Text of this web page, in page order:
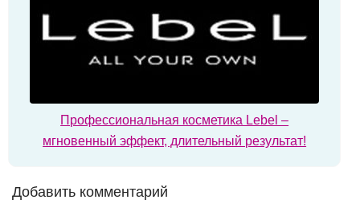
Профессиональная косметика Lebel –
мгновенный эффект, длительный результат!
Добавить комментарий